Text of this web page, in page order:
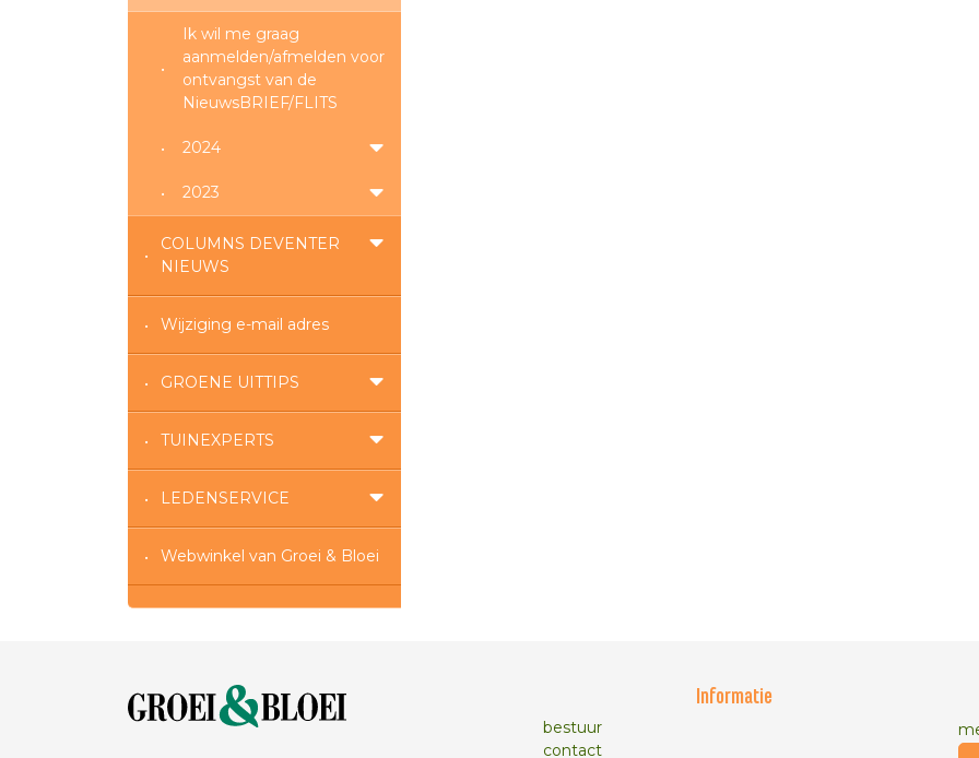
Ik wil me graag
aanmelden/afmelden voor
ontvangst van de
NieuwsBRIEF/FLITS
2024
2023
COLUMNS DEVENTER
NIEUWS
Wijziging e-mail adres
GROENE UITTIPS
TUINEXPERTS
LEDENSERVICE
Webwinkel van Groei & Bloei
Informatie
bestuur
contact